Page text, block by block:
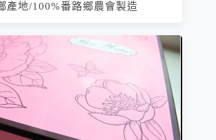
產地/100%番路鄉農會製造